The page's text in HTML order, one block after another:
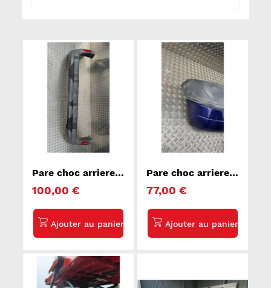
Pare choc arriere
2
100,00 €
Pare choc arriere
1
77,00 €